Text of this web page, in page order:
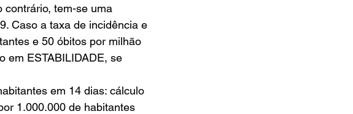
contrário, tem-se uma
Caso a taxa de incidência e
e 50 óbitos por milhão
em ESTABILIDADE, se
em 14 dias: cálculo
1.000.000 de habitantes